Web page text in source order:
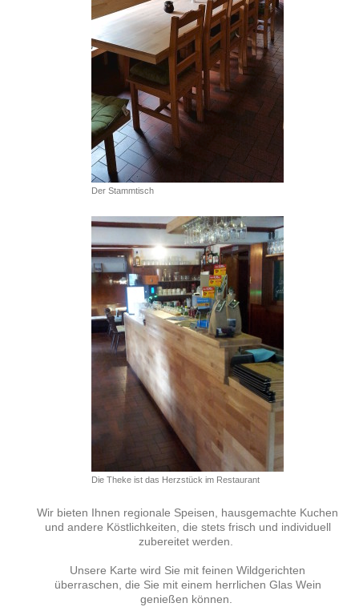
Der Stammtisch
Die Theke ist das Herzstück im Restaurant
Wir bieten Ihnen regionale Speisen, hausgemachte Kuchen
und andere Köstlichkeiten, die stets frisch und individuell
zubereitet werden.
Unsere Karte wird Sie mit feinen Wildgerichten
überraschen, die Sie mit einem herrlichen Glas Wein
genießen können.